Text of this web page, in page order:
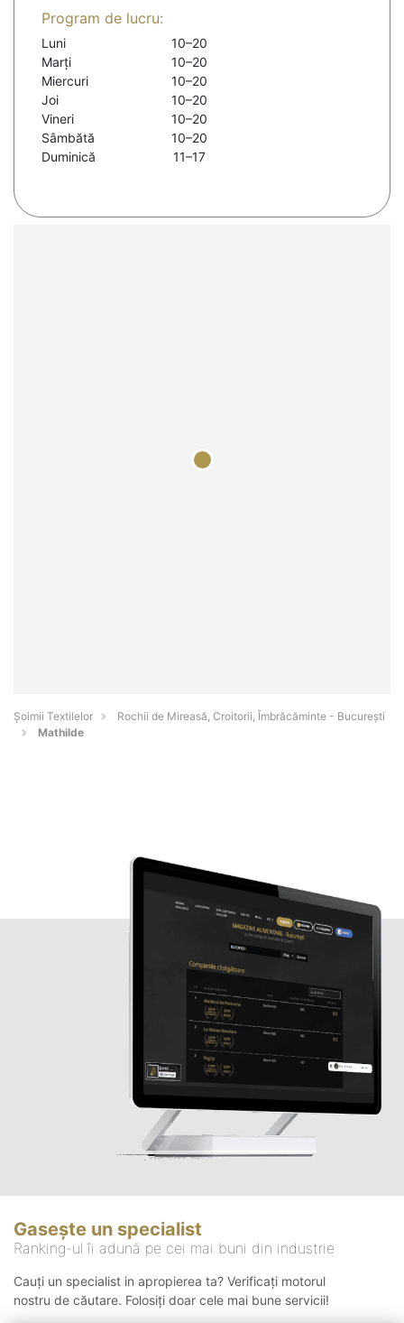
Program de lucru:
Luni
10–20
Marți
10–20
Miercuri
10–20
Joi
10–20
Vineri
10–20
Sâmbătă
10–20
Duminică
11–17
Șoimii Textilelor
Rochii de Mireasă, Croitorii, Îmbrăcăminte - Bucureşti
Mathilde
Gasește un specialist
Ranking-ul îi adună pe cei mai buni din industrie
Cauți un specialist in apropierea ta? Verificați motorul
nostru de căutare. Folosiți doar cele mai bune servicii!